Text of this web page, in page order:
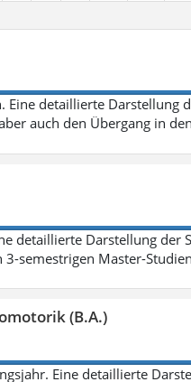
Eine detaillierte Darstellung
auch den Übergang in
detaillierte Darstellung der
semestrigen Master-
(B.A.)
Eine detaillierte